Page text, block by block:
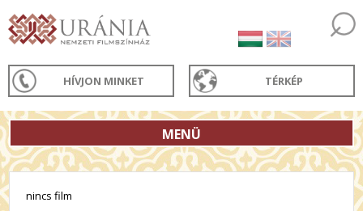
HÍVJON MINKET TÉRKÉP
MENÜ
nincs film